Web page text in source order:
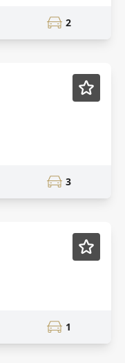
2
Mobiliado
3
Mobiliado
1